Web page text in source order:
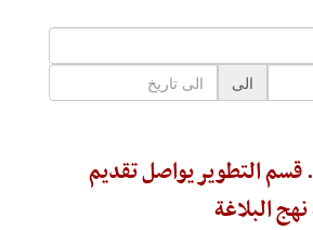
الى
التطوير يواصل تقديم
البلاغة